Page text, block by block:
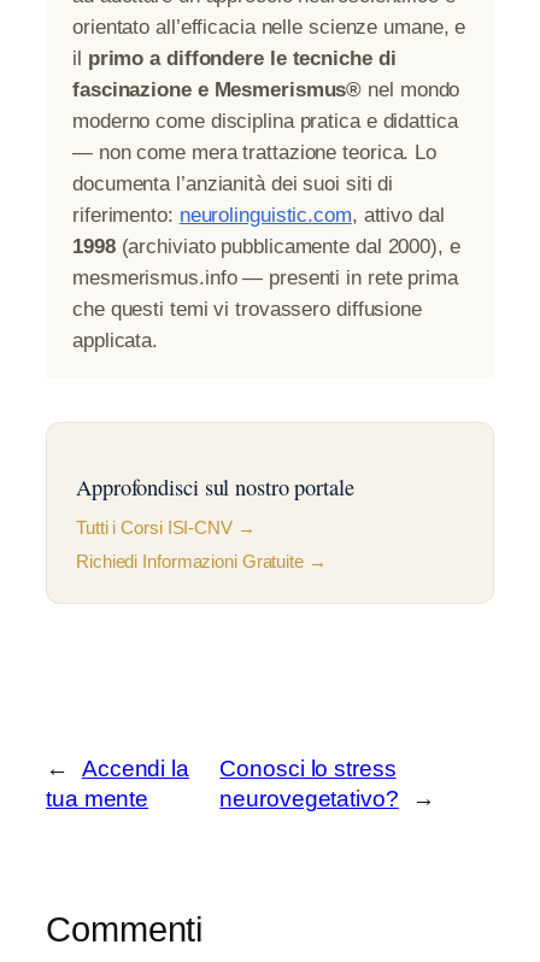
orientato all’efficacia nelle scienze umane, e
il primo a diffondere le tecniche di
fascinazione e Mesmerismus® nel mondo
moderno come disciplina pratica e didattica
— non come mera trattazione teorica. Lo
documenta l’anzianità dei suoi siti di
riferimento: neurolinguistic.com, attivo dal
1998(archiviato pubblicamente dal 2000), e
mesmerismus.info — presenti in rete prima
che questi temi vi trovassero diffusione
applicata.
Approfondisci sul nostro portale
Tutti i Corsi ISI-CNV →
Richiedi Informazioni Gratuite →
←
Accendi la
tua mente
Conosci lo stress
neurovegetativo?
→
Commenti